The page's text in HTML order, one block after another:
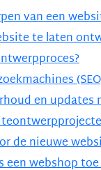
van een
te laten
en updates
de nieuwe
webshop